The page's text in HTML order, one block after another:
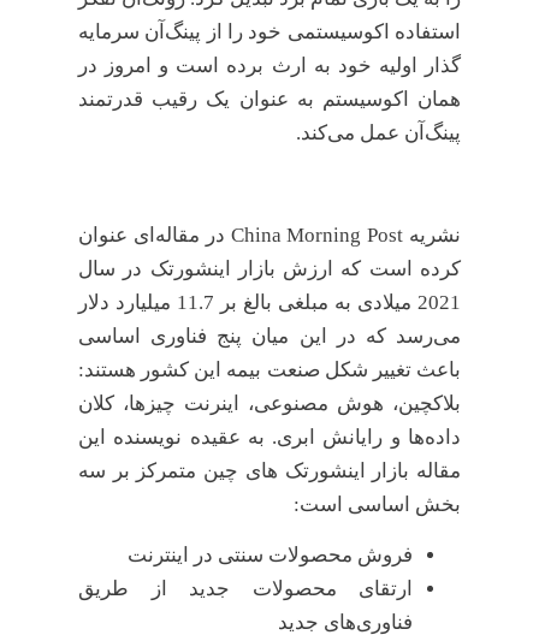
استفاده اکوسیستمی خود را از پینگ‌آن سرمایه
گذار اولیه خود به ارث برده است و امروز در
همان اکوسیستم به عنوان یک رقیب قدرتمند
پینگ‌آن عمل می‌کند.
نشریه China Morning Post در مقاله‌ای عنوان
کرده است که ارزش بازار اینشورتک در سال
2021 میلادی به مبلغی بالغ بر 11.7 میلیارد دلار
می‌رسد که در این میان پنج فناوری اساسی
باعث تغییر شکل صنعت بیمه این کشور هستند:
بلاکچین، هوش مصنوعی، اینرنت چیزها، کلان
داده‌ها و رایانش ابری. به عقیده نویسنده این
مقاله بازار اینشورتک های چین متمرکز بر سه
بخش اساسی است:
فروش محصولات سنتی در اینترنت
ارتقای محصولات جدید از طریق
فناوری‌های جدید